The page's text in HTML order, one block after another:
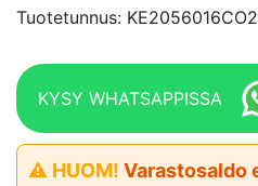
Tuotetunnus:
KYSY WHATSAPPISSA
⚠ HUOM! Varastosaldo